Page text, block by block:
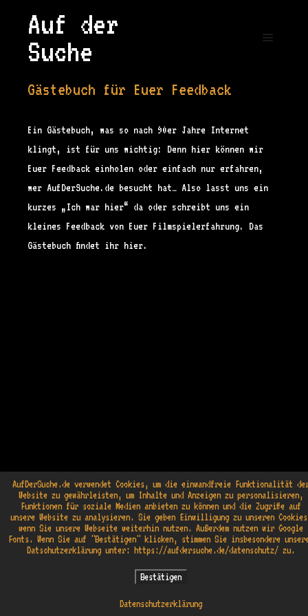
Auf der
Suche
Schlagwortarchiv:
27. November 2021
Gästebuch für Euer Feedback
Ein Gästebuch, was so nach 90er Jahre Internet
klingt, ist für uns wichtig: Denn hier können wir
Euer Feedback einholen oder einfach nur erfahren,
wer AufDerSuche.de besucht hat… Also lasst uns ein
kurzes „Ich war hier“ da oder schreibt uns ein
kleines Feedback von Euer Filmspielerfahrung. Das
Gästebuch findet ihr hier.
(c) Konturprojekt Filmproduktion 1986 - 2021
AufDerSuche.de verwendet Cookies, um die einwandfreie Funktionalität
Website zu gewährleisten, um Inhalte und Anzeigen zu personalisieren,
Funktionen für soziale Medien anbieten zu können und die Zugriffe auf
unsere Website zu analysieren. Sie geben Einwilligung zu unseren
wenn Sie unsere Webseite weiterhin nutzen. Außerdem nutzen wir Google
Fonts. Wenn Sie auf "Bestätigen" klicken, stimmen Sie insbesondere
Datschutzerklärung unter: https://aufdersuche.de/datenschutz/ zu.
Bestätigen
Datenschutzerklärung